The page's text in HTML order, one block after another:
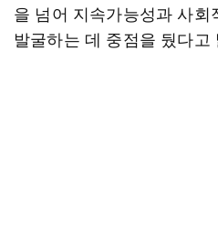
을 넘어 지속가능성과 사
발굴하는 데 중점을 뒀다고